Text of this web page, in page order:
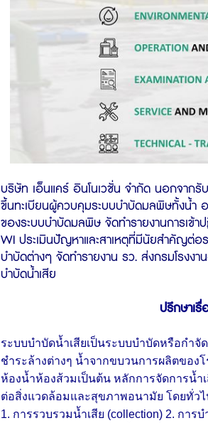
บริษัท เอ็นแคร์ อินโนเวชั่น จำกัด นอกจากรั
ขึ้นทะเบียนผู้ควบคุมระบบบำบัดมลพิษทั้งน้ำ
ของระบบบำบัดมลพิษ จัดทำรายงานการเข้
WI ประเมินปัญหาและสาเหตุที่มีนัยสำคัญต่
บำบัดต่างๆ จัดทำรายงาน รว. ส่งกรมโรงง
บำบัดน้ำเสีย
ปรึกษาเ
ระบบบำบัดน้ำเสียเป็นระบบบำบัดหรือกำจั
ชำระล้างต่างๆ น้ำจากขบวนการผลิตของ
ห้องน้ำห้องส้วมเป็นต้น หลักการจัดการน้
ต่อสิ่งแวดล้อมและสุขภาพอนามัย โด
1. การรวบรวมน้ำเสีย (collection) 2. การ